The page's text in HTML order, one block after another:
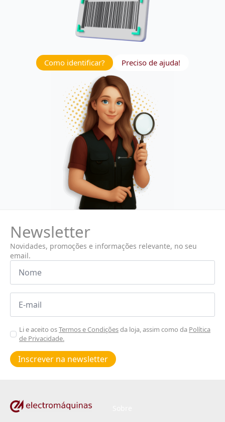
Como identificar? Preciso de ajuda!
Newsletter
Novidades, promoções e informações relevante, no seu
email.
Nome
Email
Aceitar
Poiticas
de
privacidade
Li e aceito osTermos e Condiçõesda loja, assim como da Política
de Privacidade.
Inscrever na newsletter